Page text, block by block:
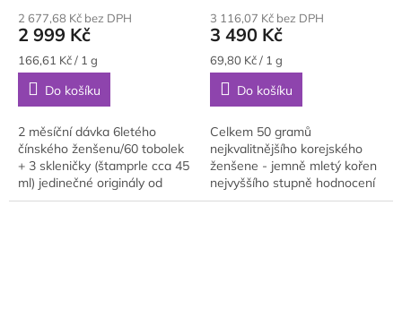
produktu
je
5,0
z
hvězdiček.
2 677,68 Kč bez DPH
2 999 Kč
Měrná
cena:
166,61 Kč / 1 g
Do košíku
2 měsíční dávka 6letého
čínského ženšenu/60 tobolek
+ 3 skleničky (štamprle cca 45
ml) jedinečné originály od
mistra skláře z žáru odolného
produktu
je
5,0
z
hvězdiček.
3 116,07 Kč bez DPH
3 490 Kč
Měrná
cena:
69,80 Kč / 1 g
Do košíku
Celkem 50 gramů
nejkvalitnějšího korejského
ženšene - jemně mletý kořen
nejvyššího stupně hodnocení
ženšenovými mistry: Grade